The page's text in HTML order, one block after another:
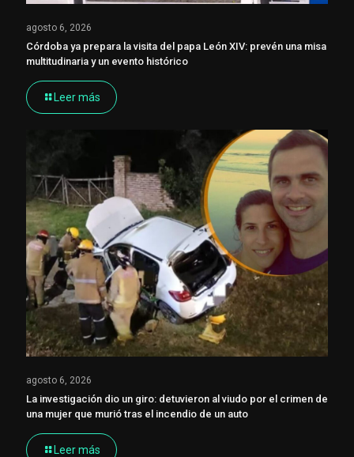
agosto 6, 2026
Córdoba ya prepara la visita del papa León XIV: prevén una misa
multitudinaria y un evento histórico
Leer más
agosto 6, 2026
La investigación dio un giro: detuvieron al viudo por el crimen de
una mujer que murió tras el incendio de un auto
Leer más